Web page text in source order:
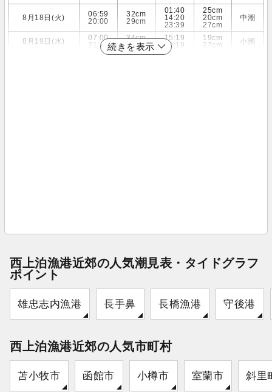
8月18日(火)
06:59
20:00
32cm
29cm
01:40
14:20
23:39
25cm
20cm
27cm
中潮
8月19日(水)
07:00
21:40
34cm
27cm
15:19
22:19
19cm
27cm
小潮
続きを表示
西上泊漁港近郊の人気潮見表・タイドグラフ
ポイント
雄忠志内漁港 長手鼻 長橋漁港 守後港
西上泊漁港近郊の人気市町村
苫小牧市 函館市 小樽市 室蘭市 斜里